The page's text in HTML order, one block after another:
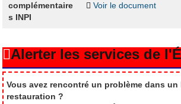
complémentaire
s INPI
Voir le document
Alerter les services de
Vous avez rencontré un problème dans un
restauration ?